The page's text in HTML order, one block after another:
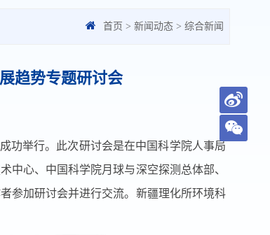
首页 > 新闻动态 > 综合新闻
趋势专题研讨会
功举行。此次研讨会是在中国科学院人事局
中心、中国科学院月球与深空探测总体部、
参加研讨会并进行交流。新疆理化所环境科